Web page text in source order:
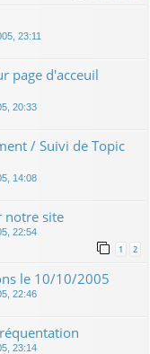
23:11
page d'acceuil
20:33
/ Suivi de Topic
14:08
notre site
22:54
1 2
le 10/10/2005
22:46
23:14